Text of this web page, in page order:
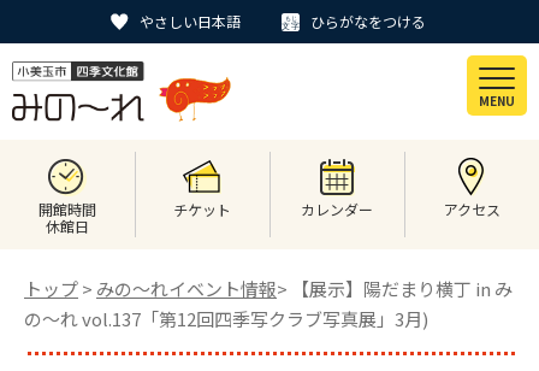
やさしい日本語 ひらがなをつける
MENU
開館時間
休館日
チケット カレンダー アクセス
トップ> みの〜れイベント情報> 【展示】陽だまり横丁 in み
の～れ vol.137「第12回四季写クラブ写真展」3月)